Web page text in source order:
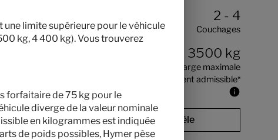
A partir de
2 - 4
Couchages
3500 kg
Masse en charge maximale
techniquement admissible*
Sélectionner ce modèle
une limite supérieure pour le véhicule
kg, 4 400 kg). Vous trouverez
forfaitaire de 75 kg pour le
diverge de la valeur nominale
en kilogrammes est indiquée
de poids possibles, Hymer pèse